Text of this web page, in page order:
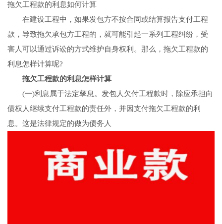
拖欠工程款的利息如何计算
在建设工程中，如果发包方不按合同或结算报告支付工程
款，导致拖欠承包方工程的，就可能引起一系列工程纠纷，受
害人可以通过诉讼的方式维护自身权利。那么，拖欠工程款的
利息怎样计算呢?
拖欠工程款的利息怎样计算
(一)利息属于法定孳息。发包人欠付工程款时，除应承担向
债权人继续支付工程款的责任外，并因支付拖欠工程款的利
息。这是法律规定的做为债务人